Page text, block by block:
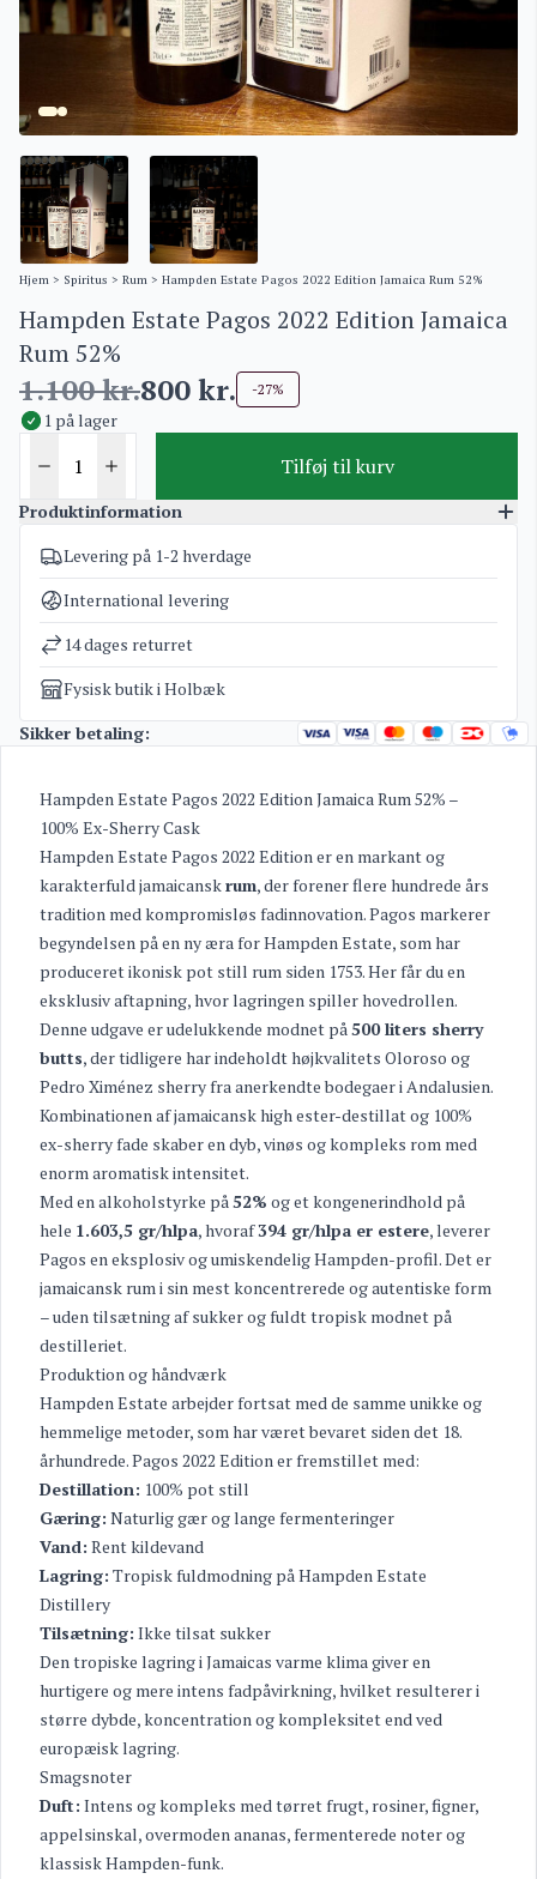
Hjem > Spiritus > Rum > Hampden Estate Pagos 2022 Edition Jamaica Rum 52%
Hampden Estate Pagos 2022 Edition Jamaica
Rum 52%
1.100kr.800kr. -27%
1 på lager
Tilføj til kurv
Produktinformation
Varenummer
4055
Kategorier
Vægt
1,8 kg
Levering på 1-2 hverdage
International levering
14 dages returret
Fysisk butik i Holbæk
Sikker betaling:
Hampden Estate Pagos 2022 Edition Jamaica Rum 52% –
100% Ex-Sherry Cask
Hampden Estate Pagos 2022 Edition er en markant og
karakterfuld jamaicanskrum, der forener flere hundrede års
tradition med kompromisløs fadinnovation. Pagos markerer
begyndelsen på en ny æra for Hampden Estate, som har
produceret ikonisk pot still rum siden 1753. Her får du en
eksklusiv aftapning, hvor lagringen spiller hovedrollen.
Denne udgave er udelukkende modnet på500 liters sherry
butts, der tidligere har indeholdt højkvalitets Oloroso og
Pedro Ximénez sherry fra anerkendte bodegaer i Andalusien.
Kombinationen af jamaicansk high ester-destillat og 100%
ex-sherry fade skaber en dyb, vinøs og kompleks rom med
enorm aromatisk intensitet.
Med en alkoholstyrke på52% og et kongenerindhold på
hele 1.603,5 gr/hlpa, hvoraf394 gr/hlpa er estere, leverer
Pagos en eksplosiv og umiskendelig Hampden-profil. Det er
jamaicansk rum i sin mest koncentrerede og autentiske form
– uden tilsætning af sukker og fuldt tropisk modnet på
destilleriet.
Produktion og håndværk
Hampden Estate arbejder fortsat med de samme unikke og
hemmelige metoder, som har været bevaret siden det 18.
århundrede. Pagos 2022 Edition er fremstillet med:
Destillation: 100% pot still
Gæring: Naturlig gær og lange fermenteringer
Vand: Rent kildevand
Lagring: Tropisk fuldmodning på Hampden Estate
Distillery
Tilsætning: Ikke tilsat sukker
Den tropiske lagring i Jamaicas varme klima giver en
hurtigere og mere intens fadpåvirkning, hvilket resulterer i
større dybde, koncentration og kompleksitet end ved
europæisk lagring.
Smagsnoter
Duft: Intens og kompleks med tørret frugt, rosiner, figner,
appelsinskal, overmoden ananas, fermenterede noter og
klassisk Hampden-funk.